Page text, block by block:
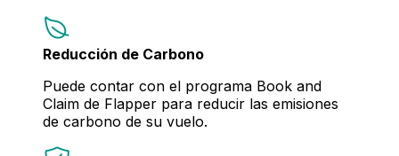
Reducción de Carbono
Puede contar con el programa Book and
Claim de Flapper para reducir las emisiones
de carbono de su vuelo.